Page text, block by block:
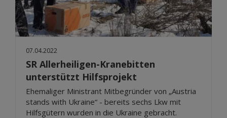
07.04.2022
SR Allerheiligen-Kranebitten
unterstützt Hilfsprojekt
Ehemaliger Ministrant Mitbegründer von „Austria
stands with Ukraine“ - bereits sechs Lkw mit
Hilfsgütern wurden in die Ukraine gebracht.